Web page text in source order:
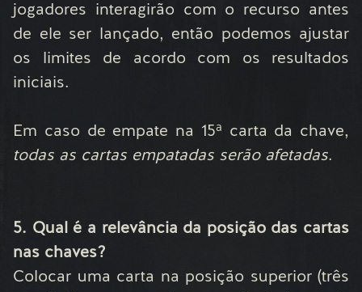
jogadores interagirão com o recurso antes
de ele ser lançado, então podemos ajustar
os limites de acordo com os resultados
iniciais.
Em caso de empate na 15ª carta da chave,
todas as cartas empatadas serão afetadas.
5. Qual é a relevância da posição das cartas
nas chaves?
Colocar uma carta na posição superior (três